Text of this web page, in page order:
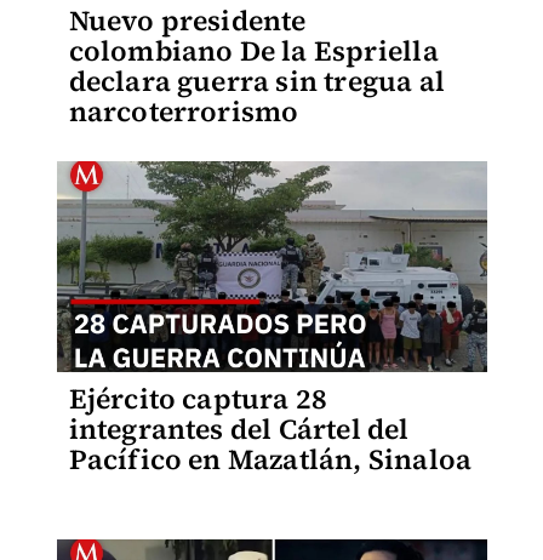
Nuevo presidente
colombiano De la Espriella
declara guerra sin tregua al
narcoterrorismo
Ejército captura 28
integrantes del Cártel del
Pacífico en Mazatlán, Sinaloa